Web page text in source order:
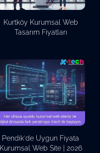
Kurtköy Kurumsal Web
Tasarım Fiyatları
Pendik'de Uygun Fiyata
Kurumsal Web Site | 2026